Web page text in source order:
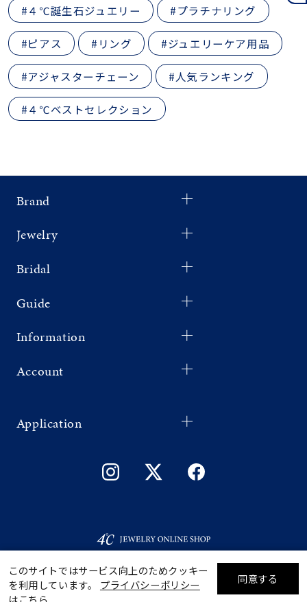
絞り込んで検索する
#４℃誕生石ジュエリー #プラチナリング
#ピアス #リング #ジュエリーケア用品
#アジャスターチェーン #人気ランキング
#４℃ベストセレクション
Brand
Jewelry
Bridal
Guide
Information
Account
Application
このサイトではサービス向上のためクッキー
を利用しています。 プライバシーポリシー
はこちら
同意する